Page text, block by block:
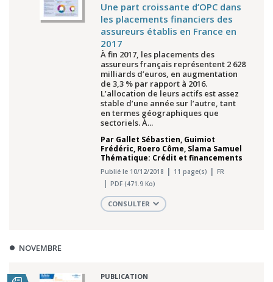
Une part croissante d’OPC dans
les placements financiers des
assureurs établis en France en
2017
À fin 2017, les placements des
assureurs français représentent 2 628
milliards d’euros, en augmentation
de 3,3 % par rapport à 2016.
L’allocation de leurs actifs est assez
stable d’une année sur l’autre, tant
en termes géographiques que
sectoriels. À...
Par Gallet Sébastien, Guimiot
Frédéric, Roero Côme, Slama Samuel
Thématique: Crédit et financements
Publié le 10/12/2018 11 page(s)
FR
PDF (471.9 Ko)
CONSULTER
NOVEMBRE
PUBLICATION